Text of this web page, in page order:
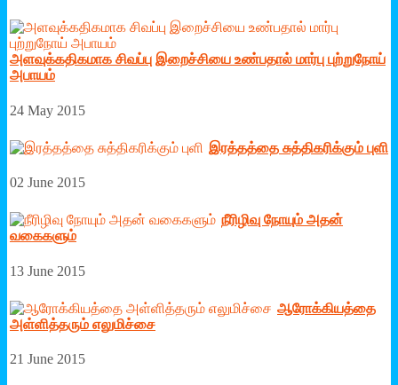
அளவுக்கதிகமாக சிவப்பு இறைச்சியை உண்பதால் மார்பு புற்றுநோய்
அபாயம்
24 May 2015
இரத்­தத்தை சுத்­தி­க­ரிக்கும் புளி
02 June 2015
நீரிழிவு நோயும் அதன்
வகைகளும்
13 June 2015
ஆரோக்கியத்தை
அள்ளித்தரும் எலுமிச்சை
21 June 2015